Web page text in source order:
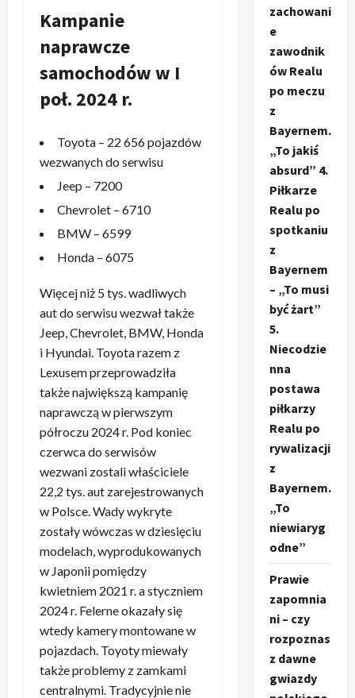
Kampanie
naprawcze
samochodów w I
poł. 2024 r.
Toyota – 22 656 pojazdów
wezwanych do serwisu
Jeep – 7200
Chevrolet – 6710
BMW – 6599
Honda – 6075
Więcej niż 5 tys. wadliwych
aut do serwisu wezwał także
Jeep, Chevrolet, BMW, Honda
i Hyundai. Toyota razem z
Lexusem przeprowadziła
także największą kampanię
naprawczą w pierwszym
półroczu 2024 r. Pod koniec
czerwca do serwisów
wezwani zostali właściciele
22,2 tys. aut zarejestrowanych
w Polsce. Wady wykryte
zostały wówczas w dziesięciu
modelach, wyprodukowanych
w Japonii pomiędzy
kwietniem 2021 r. a styczniem
2024 r. Felerne okazały się
wtedy kamery montowane w
pojazdach. Toyoty miewały
także problemy z zamkami
centralnymi. Tradycyjnie nie
zachowani
e
zawodnik
ów Realu
po meczu
z
Bayernem.
„To jakiś
absurd” 4.
Piłkarze
Realu po
spotkaniu
z
Bayernem
– „To musi
być żart”
5.
Niecodzie
nna
postawa
piłkarzy
Realu po
rywalizacji
z
Bayernem.
„To
niewiaryg
odne”
Prawie
zapomnia
ni – czy
rozpoznas
z dawne
gwiazdy